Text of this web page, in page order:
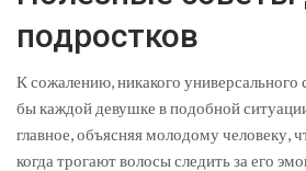
подростков
К сожалению, никакого
бы каждой девушке в подобной
главное, объясняя молодому человеку,
когда трогают волосы следить за его